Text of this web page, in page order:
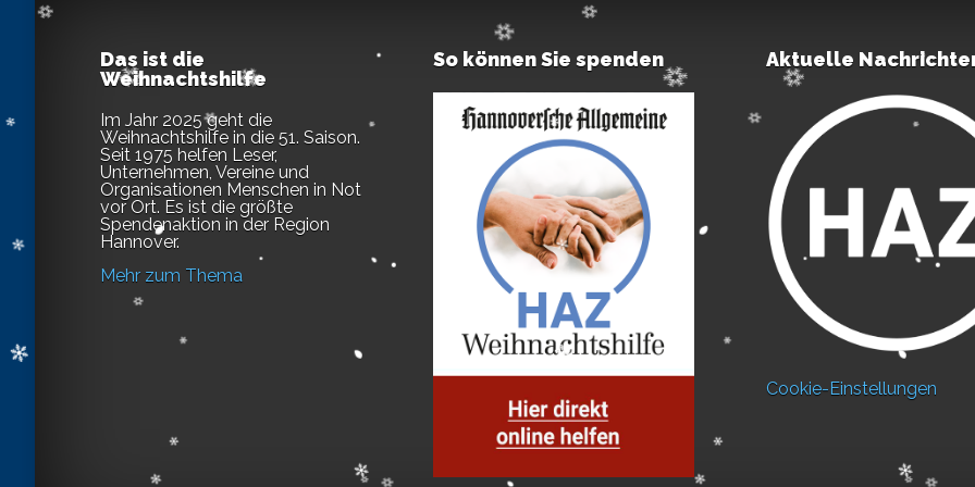
Das ist die
Weihnachtshilfe
Im Jahr 2025 geht die
Weihnachtshilfe in die 51. Saison.
Seit 1975 helfen Leser,
Unternehmen, Vereine und
Organisationen Menschen in Not
vor Ort. Es ist die größte
Spendenaktion in der Region
Hannover.
Mehr zum Thema
So können Sie spenden Aktuelle
Cookie-Einstellungen